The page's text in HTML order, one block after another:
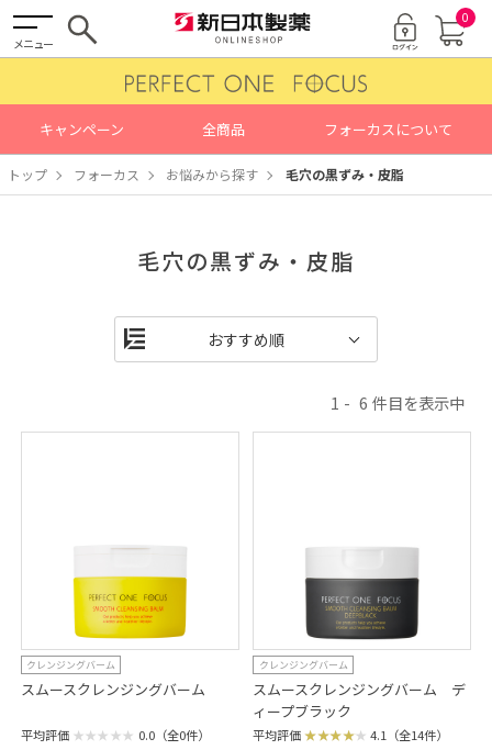
メニュー
0
キャンペーン 全商品 フォーカスについて
トップ フォーカス お悩みから探す 毛穴の黒ずみ・皮脂
毛穴の黒ずみ・皮脂
1 6
クレンジングバーム
スムースクレンジングバーム
平均評価 0.0（全0件）
クレンジングバーム
スムースクレンジングバーム デ
ィープブラック
平均評価 4.1（全14件）